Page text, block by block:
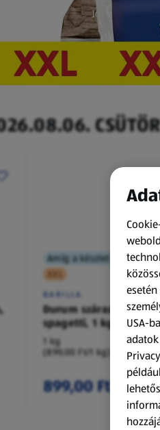
Amíg a készlet tart
XXL
BARILLA
Durum száraztészta,
spagetti, 1 kg
1 kg
(899,00 Ft/1 kg)
899,00 Ft
USA-